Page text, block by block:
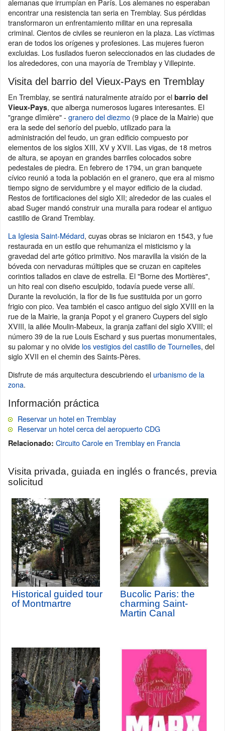
alemanas que irrumpían en París. Los alemanes no esperaban
encontrar una resistencia tan seria en Tremblay. Sus pérdidas
transformaron un enfrentamiento militar en una represalia
criminal. Cientos de civiles se reunieron en la plaza. Las víctimas
eran de todos los orígenes y profesiones. Las mujeres fueron
excluidas. Los fusilados fueron seleccionados en las ciudades de
los alrededores, con una mayoría de Tremblay y Villepinte.
Visita del barrio del Vieux-Pays en Tremblay
En Tremblay, se sentirá naturalmente atraído por el barrio del
Vieux-Pays, que alberga numerosos lugares interesantes. El
"grange dîmière" - granero del diezmo (9 place de la Mairie) que
era la sede del señorío del pueblo, utilizado para la
administración del feudo, un gran edificio compuesto por
elementos de los siglos XIII, XV y XVII. Las vigas, de 18 metros
de altura, se apoyan en grandes barriles colocados sobre
pedestales de piedra. En febrero de 1794, un gran banquete
cívico reunió a toda la población en el granero, que era al mismo
tiempo signo de servidumbre y el mayor edificio de la ciudad.
Restos de fortificaciones del siglo XII; alrededor de las cuales el
abad Suger mandó construir una muralla para rodear el antiguo
castillo de Grand Tremblay.
La Iglesia Saint-Médard, cuyas obras se iniciaron en 1543, y fue
restaurada en un estilo que rehumaniza el misticismo y la
gravedad del arte gótico primitivo. Nos maravilla la visión de la
bóveda con nervaduras múltiples que se cruzan en capiteles
corintios tallados en clave de estrella. El "Borne des Mortières",
un hito real con diseño esculpido, todavía puede verse allí.
Durante la revolución, la flor de lis fue sustituida por un gorro
frigio con pico. Vea también el casco antiguo del siglo XVIII en la
rue de la Mairie, la granja Popot y el granero Cuypers del siglo
XVIII, la allée Moulin-Mabeux, la granja zaffani del siglo XVIII; el
número 39 de la rue Louis Eschard y sus puertas monumentales,
su palomar y no olvide los vestigios del castillo de Tournelles, del
siglo XVII en el chemin des Saints-Pères.
Disfrute de más arquitectura descubriendo el urbanismo de la
zona.
Información práctica
Reservar un hotel en Tremblay
Reservar un hotel cerca del aeropuerto CDG
Relacionado: Circuito Carole en Tremblay en Francia
Visita privada, guiada en inglés o francés, previa
solicitud
Historical guided tour
of Montmartre
Bucolic Paris: the
charming Saint-
Martin Canal